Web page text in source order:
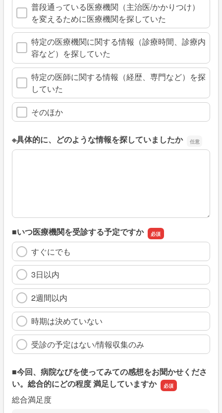
普段通っている医療機関（主治医/かかりつけ）
を変えるために医療機関を探していた
特定の医療機関に関する情報（診療時間、診療内
容など）を探していた
特定の医師に関する情報（経歴、専門など）を探
していた
そのほか
※具体的に、どのような情報を探していましたか
※具体的に、どのような情報を探していましたか
■いつ医療機関を受診する予定ですか
すぐにでも
3日以内
2週間以内
時期は決めていない
受診の予定はない/情報収集のみ
■今回、病院なびを使ってみての感想をお聞かせくださ
い。総合的にどの程度 満足していますか
総合満足度